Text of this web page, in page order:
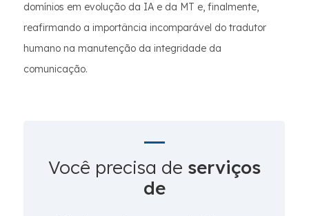
domínios em evolução da IA e da MT e, finalmente,
reafirmando a importância incomparável do tradutor
humano na manutenção da integridade da
comunicação.
Você precisa de serviços
de